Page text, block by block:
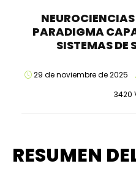
PARADIGMA
SISTEMAS DE
29 de noviembre de 2025
3420
RESUMEN